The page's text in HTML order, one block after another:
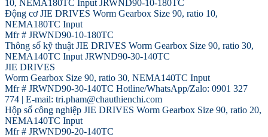
10, NEMA180TC Input JRWND90-10-180TC
Động cơ JIE DRIVES Worm Gearbox Size 90, ratio 10,
NEMA180TC Input
Mfr # JRWND90-10-180TC
Thông số kỹ thuật JIE DRIVES Worm Gearbox Size 90, ratio 30,
NEMA140TC Input JRWND90-30-140TC
JIE DRIVES
Worm Gearbox Size 90, ratio 30, NEMA140TC Input
Mfr # JRWND90-30-140TC Hotline/WhatsApp/Zalo: 0901 327
774 | E-mail: tri.pham@chauthienchi.com
Hộp số công nghiệp JIE DRIVES Worm Gearbox Size 90, ratio 20,
NEMA140TC Input
Mfr # JRWND90-20-140TC